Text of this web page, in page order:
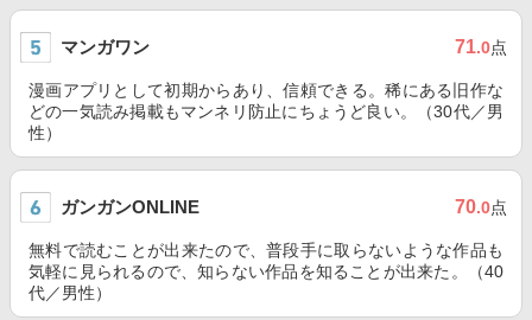
マンガワン 71.0点
漫画アプリとして初期からあり、信頼できる。稀にある旧作な
どの一気読み掲載もマンネリ防止にちょうど良い。（30代／男
性）
ガンガンONLINE 70.0点
無料で読むことが出来たので、普段手に取らないような作品も
気軽に見られるので、知らない作品を知ることが出来た。（40
代／男性）